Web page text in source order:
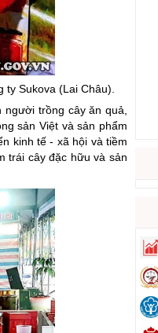
vững
của Đảng vào cuộc sống
Quốc hội khóa XVI và đại
cấp
phúc bền vững
tin
ưu tiên dùng hàng Việt Nam
Sukova (Lai Châu).
trồng cây ăn quả,
sản Việt và sản phẩm
kinh tế - xã hội và tiềm
trái cây đặc hữu và sản